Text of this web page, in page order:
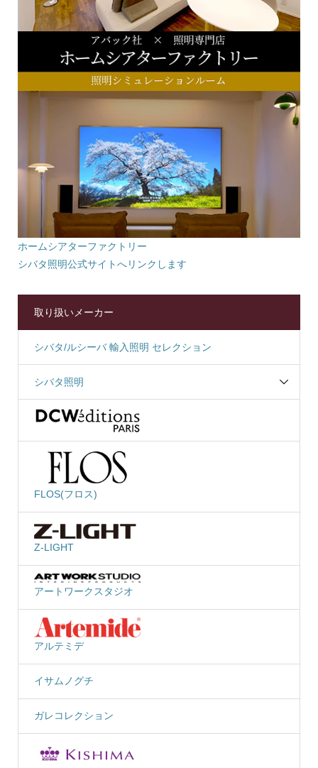
ホームシアターファクトリー
シバタ照明公式サイトへリンクします
取り扱いメーカー
シバタ/ルシーバ 輸入照明 セレクション
シバタ照明
FLOS(フロス)
Z-LIGHT
アートワークスタジオ
アルテミデ
イサムノグチ
ガレコレクション